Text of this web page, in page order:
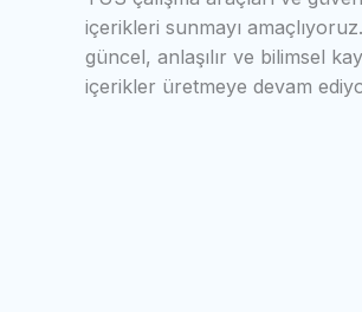
içerikleri sunmayı
güncel, anlaşılır ve bilimsel
içerikler üretmeye devam